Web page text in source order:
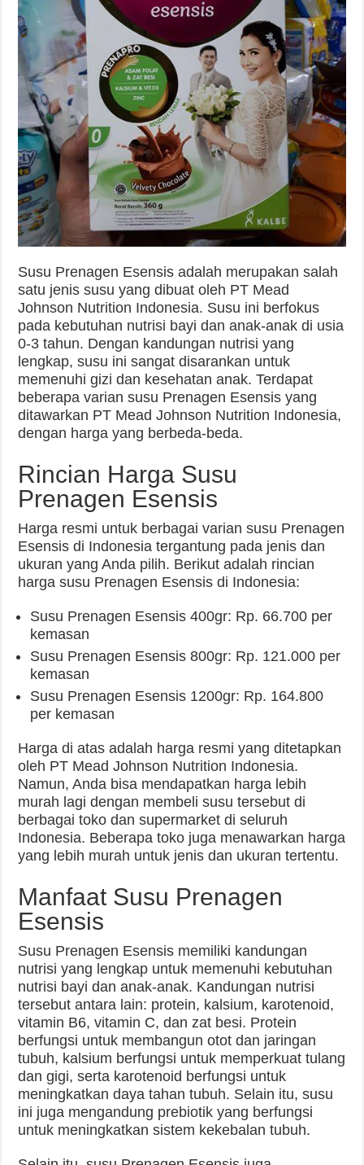
Susu Prenagen Esensis adalah merupakan salah
satu jenis susu yang dibuat oleh PT Mead
Johnson Nutrition Indonesia. Susu ini berfokus
pada kebutuhan nutrisi bayi dan anak-anak di usia
0-3 tahun. Dengan kandungan nutrisi yang
lengkap, susu ini sangat disarankan untuk
memenuhi gizi dan kesehatan anak. Terdapat
beberapa varian susu Prenagen Esensis yang
ditawarkan PT Mead Johnson Nutrition Indonesia,
dengan harga yang berbeda-beda.
Rincian Harga Susu
Prenagen Esensis
Harga resmi untuk berbagai varian susu Prenagen
Esensis di Indonesia tergantung pada jenis dan
ukuran yang Anda pilih. Berikut adalah rincian
harga susu Prenagen Esensis di Indonesia:
Susu Prenagen Esensis 400gr: Rp. 66.700 per
kemasan
Susu Prenagen Esensis 800gr: Rp. 121.000 per
kemasan
Susu Prenagen Esensis 1200gr: Rp. 164.800
per kemasan
Harga di atas adalah harga resmi yang ditetapkan
oleh PT Mead Johnson Nutrition Indonesia.
Namun, Anda bisa mendapatkan harga lebih
murah lagi dengan membeli susu tersebut di
berbagai toko dan supermarket di seluruh
Indonesia. Beberapa toko juga menawarkan harga
yang lebih murah untuk jenis dan ukuran tertentu.
Manfaat Susu Prenagen
Esensis
Susu Prenagen Esensis memiliki kandungan
nutrisi yang lengkap untuk memenuhi kebutuhan
nutrisi bayi dan anak-anak. Kandungan nutrisi
tersebut antara lain: protein, kalsium, karotenoid,
vitamin B6, vitamin C, dan zat besi. Protein
berfungsi untuk membangun otot dan jaringan
tubuh, kalsium berfungsi untuk memperkuat tulang
dan gigi, serta karotenoid berfungsi untuk
meningkatkan daya tahan tubuh. Selain itu, susu
ini juga mengandung prebiotik yang berfungsi
untuk meningkatkan sistem kekebalan tubuh.